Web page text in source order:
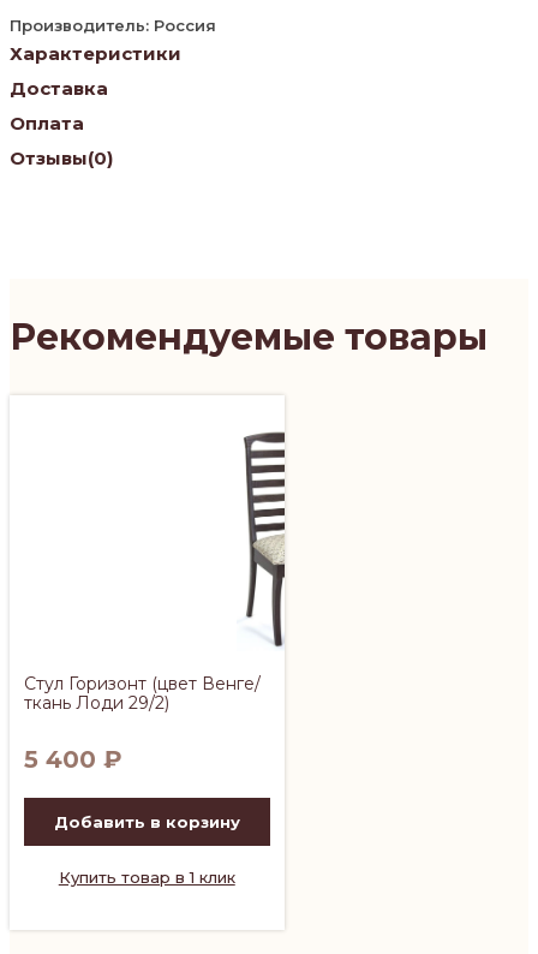
Производитель: Россия
Характеристики
Доставка
Оплата
Отзывы(0)
Рекомендуемые товары
Стул Горизонт (цвет Венге/
ткань Лоди 29/2)
5 400 ₽
Добавить в корзину
Купить товар в 1 клик